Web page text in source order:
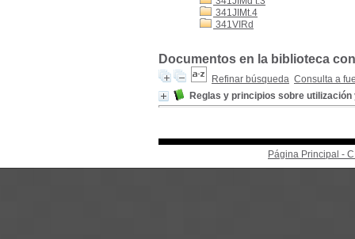
341JIMt.4
341VIRd
Documentos en la biblioteca
Refinar búsqueda Consulta a
Reglas y principios sobre
Página Principal -